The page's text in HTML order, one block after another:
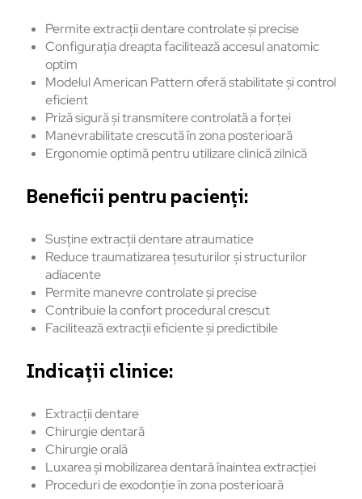
Permite extracții dentare controlate și precise
Configurația dreapta facilitează accesul anatomic
optim
Modelul American Pattern oferă stabilitate și control
eficient
Priză sigură și transmitere controlată a forței
Manevrabilitate crescută în zona posterioară
Ergonomie optimă pentru utilizare clinică zilnică
Beneficii pentru pacienți:
Susține extracții dentare atraumatice
Reduce traumatizarea țesuturilor și structurilor
adiacente
Permite manevre controlate și precise
Contribuie la confort procedural crescut
Facilitează extracții eficiente și predictibile
Indicații clinice:
Extracții dentare
Chirurgie dentară
Chirurgie orală
Luxarea și mobilizarea dentară înaintea extracției
Proceduri de exodonție în zona posterioară